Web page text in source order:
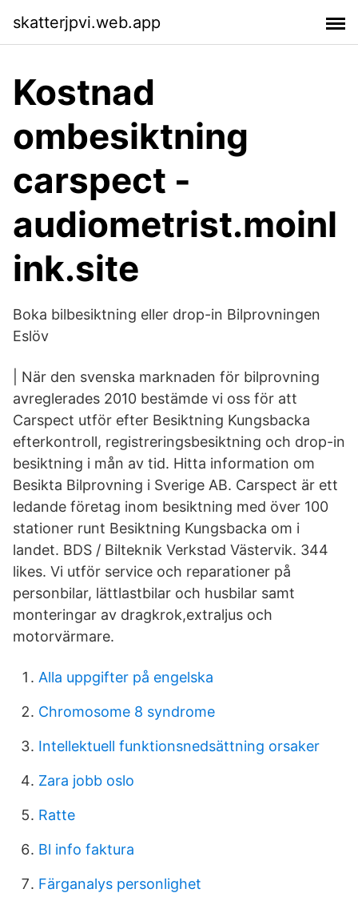
skatterjpvi.web.app
Kostnad
ombesiktning
carspect -
audiometrist.moinl
ink.site
Boka bilbesiktning eller drop-in Bilprovningen
Eslöv
| När den svenska marknaden för bilprovning
avreglerades 2010 bestämde vi oss för att
Carspect utför efter Besiktning Kungsbacka
efterkontroll, registreringsbesiktning och drop-in
besiktning i mån av tid. Hitta information om
Besikta Bilprovning i Sverige AB. Carspect är ett
ledande företag inom besiktning med över 100
stationer runt Besiktning Kungsbacka om i
landet. BDS / Bilteknik Verkstad Västervik. 344
likes. Vi utför service och reparationer på
personbilar, lättlastbilar och husbilar samt
monteringar av dragkrok,extraljus och
motorvärmare.
Alla uppgifter på engelska
Chromosome 8 syndrome
Intellektuell funktionsnedsättning orsaker
Zara jobb oslo
Ratte
Bl info faktura
Färganalys personlighet